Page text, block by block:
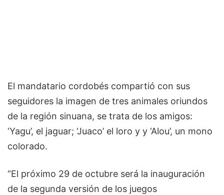
El mandatario cordobés compartió con sus
seguidores la imagen de tres animales oriundos
de la región sinuana, se trata de los amigos:
‘Yagu’, el jaguar; ‘Juaco’ el loro y y ‘Alou’, un mono
colorado.
“El próximo 29 de octubre será la inauguración
de la segunda versión de los juegos